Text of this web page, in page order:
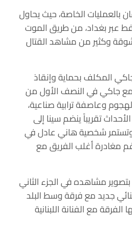
الخاصة، حيث يحاول
عبر بغداد، من طريق الموت
وكثير من مشاهد القتال
المكلف بحماية وإنقاذ
مع جاكي في النصف الأول من
وعاصفة ترابية صناعية،
تقريباً ينضم سينا إلى
شخصية هاني عادل في
مغادرة أغلب الفريق مع
مشاهده في الجزء الثاني
جديد مع فرقة وسط البلد
مع الفنانة اللبنانية